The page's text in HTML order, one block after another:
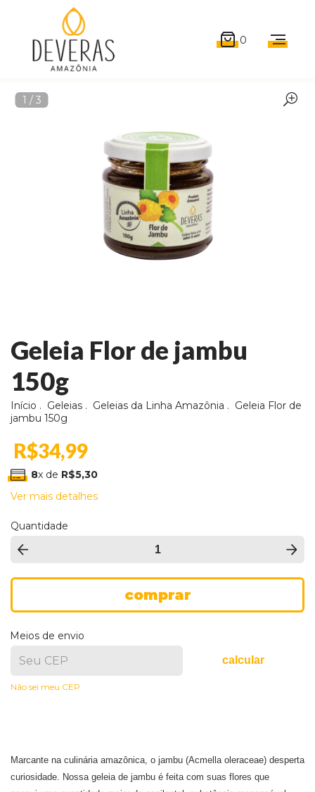
0
Geleia Flor de jambu
150g
Início . Geleias . Geleias da Linha Amazônia . Geleia Flor de
jambu 150g
R$34,99
8x de R$5,30
Ver mais detalhes
Quantidade
Meios de envio
calcular
Não sei meu CEP
Marcante na culinária amazônica, o jambu (Acmella oleraceae) desperta
curiosidade. Nossa geleia de jambu é feita com suas flores que
1 / 3